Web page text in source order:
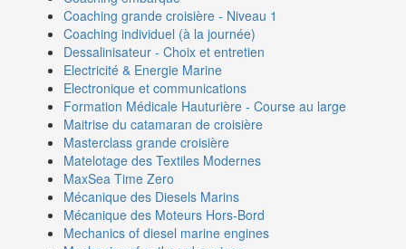
Coaching grande croisière - Niveau 1
Coaching individuel (à la journée)
Dessalinisateur - Choix et entretien
Electricité & Energie Marine
Electronique et communications
Formation Médicale Hauturière - Course au large
Maitrise du catamaran de croisière
Masterclass grande croisière
Matelotage des Textiles Modernes
MaxSea Time Zero
Mécanique des Diesels Marins
Mécanique des Moteurs Hors-Bord
Mechanics of diesel marine engines